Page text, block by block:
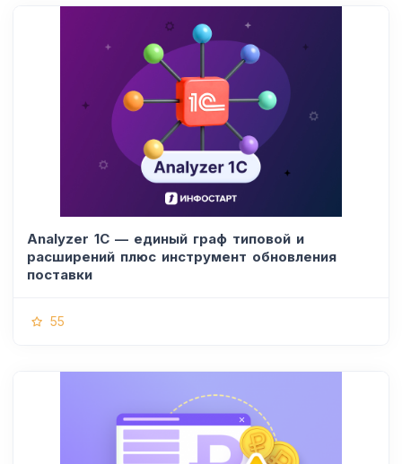
Analyzer 1C — единый граф типовой и
расширений плюс инструмент обновления
поставки
55